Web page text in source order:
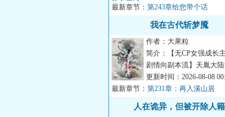
所...
最新章节： 第243章给您带个话
我在古代斩梦魇
作者：大果粒
简介：【无CP女强成长
剧情向副本流】天胤大
微，诡魇们乘虚而入，通
降临...
更新时间：2026-08-08
最新章节： 第231章：再入溪山居
人在诡异，但被开除人籍